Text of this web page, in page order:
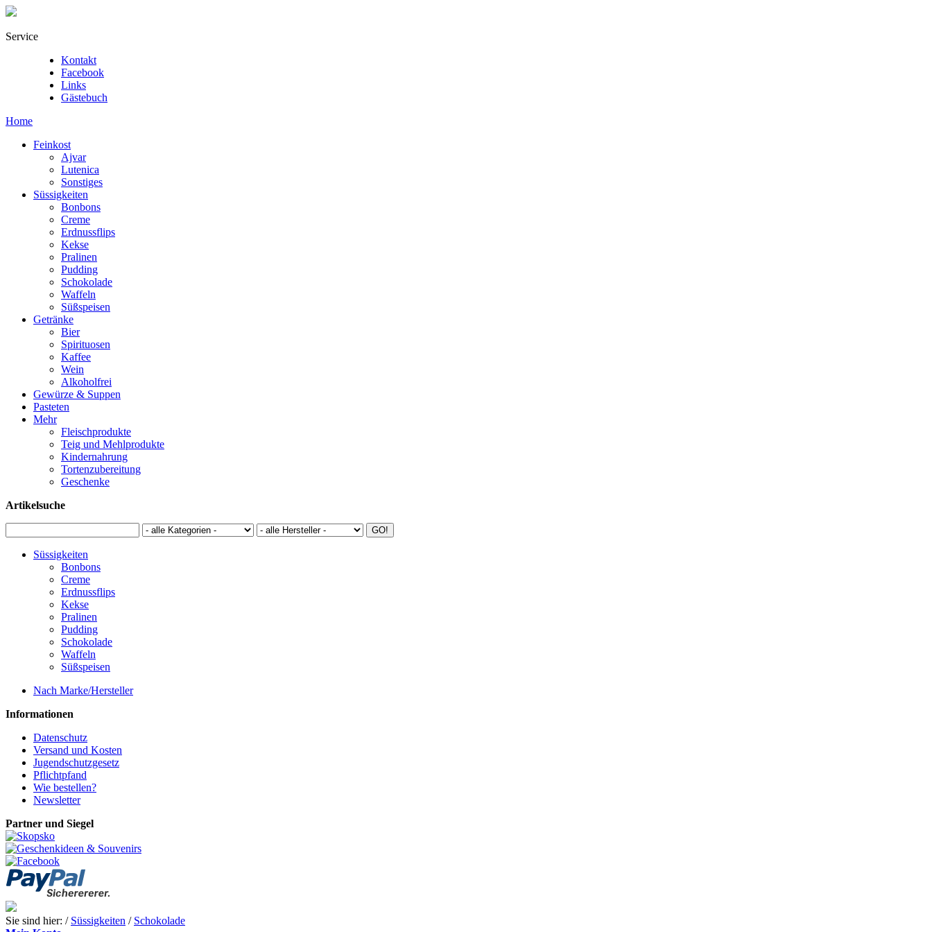
Service
Kontakt
Facebook
Links
Gästebuch
Home
Feinkost
Ajvar
Lutenica
Sonstiges
Süssigkeiten
Bonbons
Creme
Erdnussflips
Kekse
Pralinen
Pudding
Schokolade
Waffeln
Süßspeisen
Getränke
Bier
Spirituosen
Kaffee
Wein
Alkoholfrei
Gewürze & Suppen
Pasteten
Mehr
Fleischprodukte
Teig und Mehlprodukte
Kindernahrung
Tortenzubereitung
Geschenke
Artikelsuche
Süssigkeiten
Bonbons
Creme
Erdnussflips
Kekse
Pralinen
Pudding
Schokolade
Waffeln
Süßspeisen
Nach Marke/Hersteller
Informationen
Datenschutz
Versand und Kosten
Jugendschutzgesetz
Pflichtpfand
Wie bestellen?
Newsletter
Partner und Siegel
Sie sind hier: / Süssigkeiten / Schokolade